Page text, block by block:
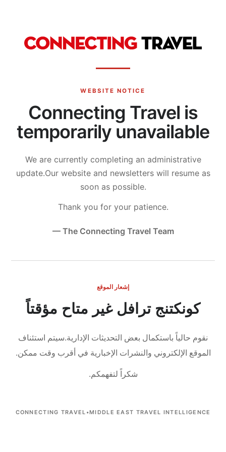
WEBSITE NOTICE
Connecting Travel is
temporarily unavailable
We are currently completing an administrative
update.Our website and newsletters will resume as
soon as possible.
Thank you for your patience.
— The Connecting Travel Team
إشعار الموقع
كونكتنج ترافل غير متاح مؤقتاً
نقوم حالياً باستكمال بعض التحديثات الإدارية.سيتم استئناف
الموقع الإلكتروني والنشرات الإخبارية في أقرب وقت ممكن.
شكراً لتفهمكم.
CONNECTING TRAVEL •MIDDLE EAST TRAVEL INTELLIGENCE